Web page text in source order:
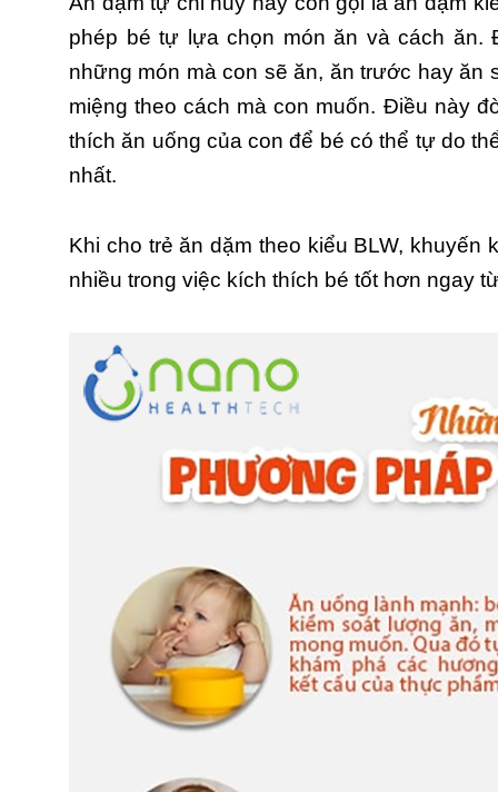
phép bé tự lựa chọn món ăn và cách ăn.
những món mà con sẽ ăn, ăn trước hay
miệng theo cách mà con muốn. Điều này
thích ăn uống của con để bé có thể tự do
nhất.
Khi cho trẻ ăn dặm theo kiểu BLW,
nhiều trong việc kích thích bé tốt hơn ngay